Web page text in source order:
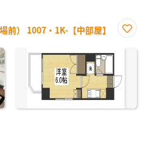
前） 1007・1K-【中部屋】
に入